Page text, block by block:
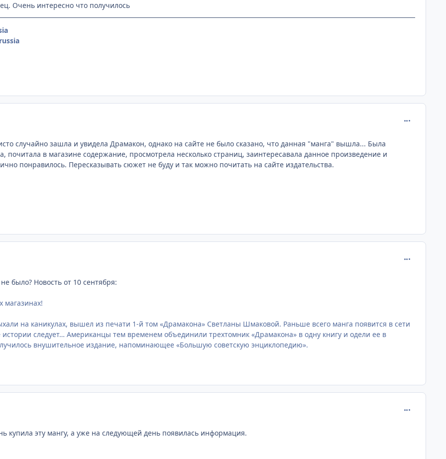
Очень интересно что получилось
случайно зашла и увидела Драмакон, однако на сайте не было сказано, что данная "манга" вышла... Была
в магазине содержание, просмотрела несколько страниц, заинтересавала данное произведение и
понравилось. Пересказывать сюжет не буду и так можно почитать на сайте издательства.
было? Новость от 10 сентября:
магазинах!
на каникулах, вышел из печати 1-й том «Драмакона» Светланы Шмаковой. Раньше всего манга появится в сети
следует… Американцы тем временем объединили трехтомник «Драмакона» в одну книгу и одели ее в
внушительное издание, напоминающее «Большую советскую энциклопедию».
купила эту мангу, а уже на следующей день появилась информация.